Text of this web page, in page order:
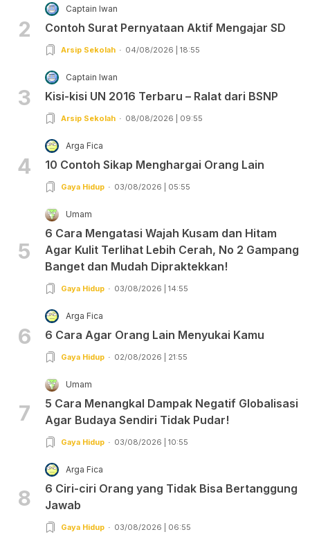
2
Captain Iwan
Contoh Surat Pernyataan Aktif Mengajar SD
Arsip Sekolah 04/08/2026 | 18:55
3
Captain Iwan
Kisi-kisi UN 2016 Terbaru – Ralat dari BSNP
Arsip Sekolah 08/08/2026 | 09:55
4
Arga Fica
10 Contoh Sikap Menghargai Orang Lain
Gaya Hidup 03/08/2026 | 05:55
5
Umam
6 Cara Mengatasi Wajah Kusam dan Hitam
Agar Kulit Terlihat Lebih Cerah, No 2 Gampang
Banget dan Mudah Dipraktekkan!
Gaya Hidup 03/08/2026 | 14:55
6
Arga Fica
6 Cara Agar Orang Lain Menyukai Kamu
Gaya Hidup 02/08/2026 | 21:55
7
Umam
5 Cara Menangkal Dampak Negatif Globalisasi
Agar Budaya Sendiri Tidak Pudar!
Gaya Hidup 03/08/2026 | 10:55
8
Arga Fica
6 Ciri-ciri Orang yang Tidak Bisa Bertanggung
Jawab
Gaya Hidup 03/08/2026 | 06:55